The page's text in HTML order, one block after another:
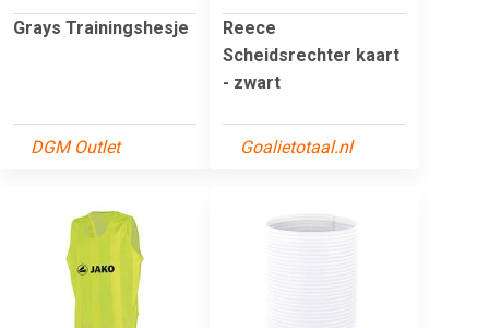
Grays Trainingshesje
DGM Outlet
Reece
Scheidsrechter kaart
- zwart
Goalietotaal.nl